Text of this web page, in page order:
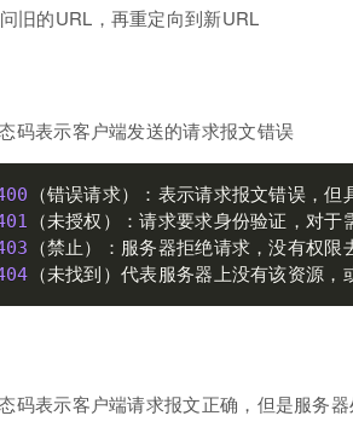
旧的URL，再重定向到新URL
码表示客户端发送的请求报文错误
（错误请求）：表示请求报文错误，
（未找到）代表服务器上没有该资源
码表示客户端请求报文正确，但是服务